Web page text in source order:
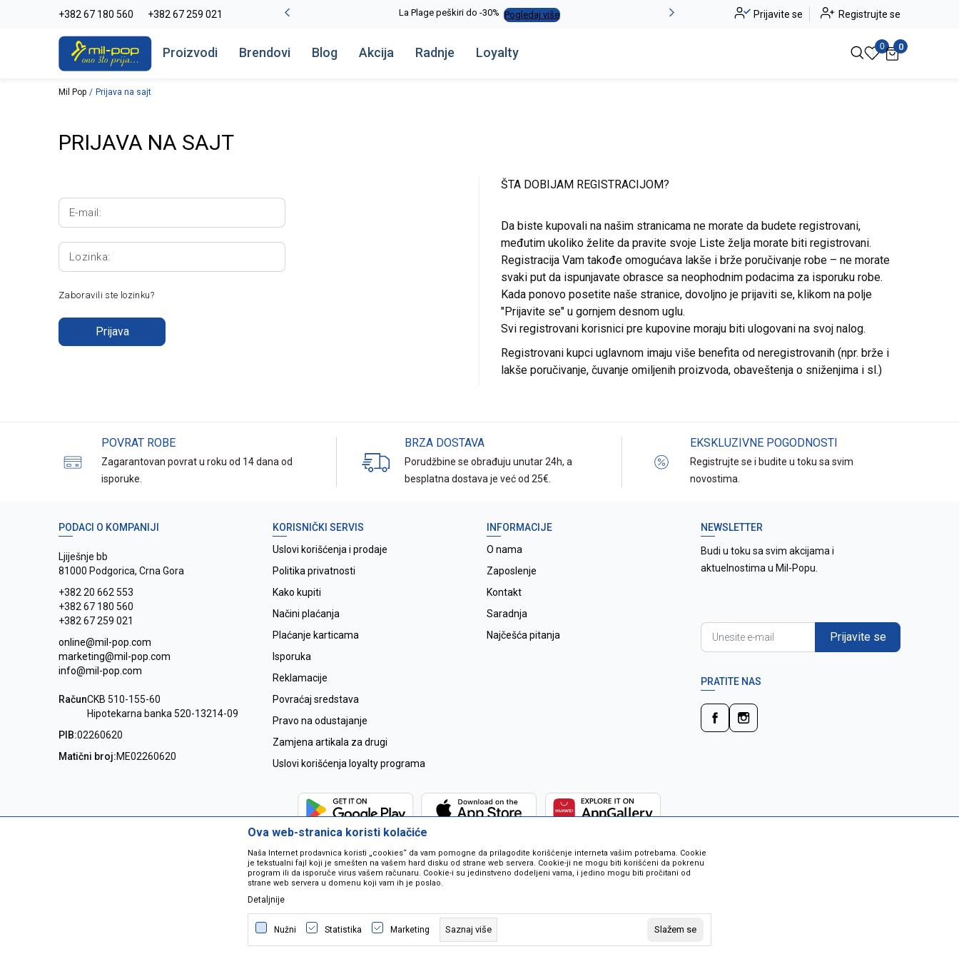
+382 67 180 560 +382 67 259 021
-20% na kompletan asortiman Pogledaj više La Plage peškiri do -30% Pogledaj više Alma Ras do -50% Pogledaj više
Prijavite se Registrujte se
Proizvodi Brendovi Blog Akcija Radnje Loyalty 0 0
Mil Pop Prijava na sajt
PRIJAVA NA SAJT
E-mail:
Lozinka:
Zaboravili ste lozinku?
Prijava
ŠTA DOBIJAM REGISTRACIJOM?
Da biste kupovali na našim stranicama ne morate da budete registrovani,
međutim ukoliko želite da pravite svoje Liste želja morate biti registrovani.
Registracija Vam takođe omogućava lakše i brže poručivanje robe – ne morate
svaki put da ispunjavate obrasce sa neophodnim podacima za isporuku robe.
Kada ponovo posetite naše stranice, dovoljno je prijaviti se, klikom na polje
"Prijavite se" u gornjem desnom uglu.
Svi registrovani korisnici pre kupovine moraju biti ulogovani na svoj nalog.
Registrovani kupci uglavnom imaju više benefita od neregistrovanih (npr. brže i
lakše poručivanje, čuvanje omiljenih proizvoda, obaveštenja o sniženjima i sl.)
POVRAT ROBE
Zagarantovan povrat u roku od 14 dana od
isporuke.
BRZA DOSTAVA
Porudžbine se obrađuju unutar 24h, a
besplatna dostava je već od 25€.
EKSKLUZIVNE POGODNOSTI
Registrujte se i budite u toku sa svim
novostima.
PODACI O KOMPANIJI
Ljiješnje bb
81000 Podgorica, Crna Gora
+382 20 662 553
+382 67 180 560
+382 67 259 021
online@mil-pop.com
marketing@mil-pop.com
info@mil-pop.com
RačunCKB 510-155-60
Hipotekarna banka 520-13214-09
PIB:02260620
Matični broj:ME02260620
KORISNIČKI SERVIS
Uslovi korišćenja i prodaje
Politika privatnosti
Kako kupiti
Načini plaćanja
Plaćanje karticama
Isporuka
Reklamacije
Povraćaj sredstava
Pravo na odustajanje
Zamjena artikala za drugi
Uslovi korišćenja loyalty programa
INFORMACIJE
O nama
Zaposlenje
Kontakt
Saradnja
Najčešća pitanja
NEWSLETTER
Budi u toku sa svim akcijama i
aktuelnostima u Mil-Popu.
Prijavite se
PRATITE NAS
Nastojimo da budemo što precizniji u opisu proizvoda, prikazu slika i samih cijena ali ne možemo garantovati da su sve informacije kompletne i bez
grešaka. Svi artikli na sajtu su dio naše ponude i ne podrazumjeva se da su dostupni u svakom trenutku. Raspoloživost robe možete provjeriti besplatnim
pozivom na broj 067259021.
©2026www.mil-pop.com, IzradaNB SOFT. Sva prava zadržana.
Ova web-stranica koristi kolačiće
Naša Internet prodavnica koristi „cookies“ da vam pomogne da prilagodite korišćenje interneta vašim potrebama. Cookie
je tekstualni fajl koji je smešten na vašem hard disku od strane web servera. Cookie-ji ne mogu biti korišćeni da pokrenu
program ili da isporuče virus vašem računaru. Cookie-i su jedinstveno dodeljeni vama, i jedino mogu biti pročitani od
strane web servera u domenu koji vam ih je poslao.
Detaljnije
Nužni Statistika Marketing Saznaj više Slažem se